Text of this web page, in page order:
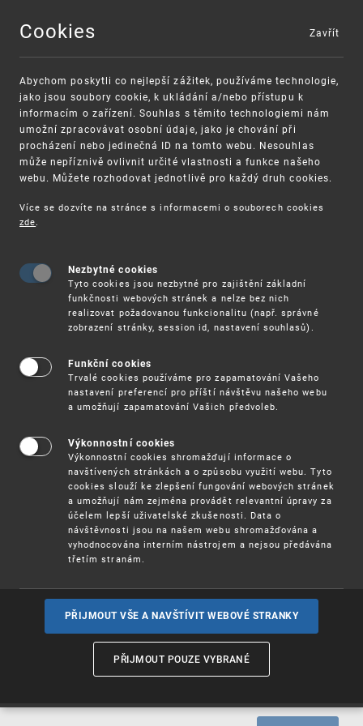
MENU
UPV
Informace k přihlašování do
zahraničí
Přihlašovatel může přihlásit své technické řešení –
vynález k ochraně přímo v každém státu, ve kterém chce
ochrany. Pro získání ochrany formou užitného vzoru je
možné o tuto ochranu žádat pouze ve státech, které tuto
formu ochrany umožňují. Z našich okolních států je to
např. Slovensko, Rakousko, Německo.
Řízení o udělení ochrany probíhá dle legislativy daného
státu; informace lze zpravidla dohledat na webových
stránkách příslušného Úřadu udělujícího ochranu.
technických řešení výlučně užitnými vzory není ustaven.
Určitou omezenou možnost nabízí podání evropské
patentové přihlášky nebo mezinárodní patentové přihlášky
dle Smlouvy o patentové spolupráci.
Pro přihlašování užitných vzorů do zahraničí platí obdobné
možnosti jako je popsáno v kapitolePrůmyslová práva -
Cookies
Abychom poskytli co nejlepší zážitek, používáme technologie,
jako jsou soubory cookie, k ukládání a/nebo přístupu k
informacím o zařízení. Souhlas s těmito technologiemi nám
umožní zpracovávat osobní údaje, jako je chování při
procházení nebo jedinečná ID na tomto webu. Nesouhlas
může nepříznivě ovlivnit určité vlastnosti a funkce našeho
webu. Můžete rozhodovat jednotlivě pro každý druh cookies.
Více se dozvíte na stránce s informacemi o souborech cookies
zde.
Nezbytné cookies
Tyto cookies jsou nezbytné pro zajištění základní
funkčnosti webových stránek a nelze bez nich
realizovat požadovanou funkcionalitu (např. správné
zobrazení stránky, session id, nastavení souhlasů).
Funkční cookies
Trvalé cookies používáme pro zapamatování Vašeho
nastavení preferencí pro příští návštěvu našeho webu
a umožňují zapamatování Vašich předvoleb.
Výkonnostní cookies
Výkonnostní cookies shromažďují informace o
navštívených stránkách a o způsobu využití webu. Tyto
cookies slouží ke zlepšení fungování webových stránek
a umožňují nám zejména provádět relevantní úpravy za
účelem lepší uživatelské zkušenosti. Data o
návštěvnosti jsou na našem webu shromažďována a
vyhodnocována interním nástrojem a nejsou předávána
třetím stranám.
PŘIJMOUT VŠE A NAVŠTÍVIT WEBOVÉ STRANKY
PŘIJMOUT POUZE VYBRANÉ
Zavřít